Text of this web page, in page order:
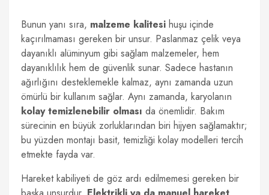
Bunun yanı sıra, malzeme kalitesi huşu içinde
kaçırılmaması gereken bir unsur. Paslanmaz çelik veya
dayanıklı alüminyum gibi sağlam malzemeler, hem
dayanıklılık hem de güvenlik sunar. Sadece hastanın
ağırlığını desteklemekle kalmaz, aynı zamanda uzun
ömürlü bir kullanım sağlar. Aynı zamanda, karyolanın
kolay temizlenebilir olması da önemlidir. Bakım
sürecinin en büyük zorluklarından biri hijyen sağlamaktır;
bu yüzden montajı basit, temizliği kolay modelleri tercih
etmekte fayda var.
Hareket kabiliyeti de göz ardı edilmemesi gereken bir